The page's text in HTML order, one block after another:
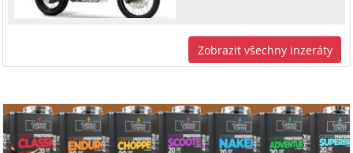
Zobrazit všechny inzeráty